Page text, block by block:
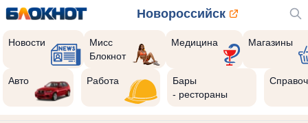
Новороссийск
Новости
Мисс
Блокнот
Медицина Магазины
Авто Работа
Бары
- рестораны